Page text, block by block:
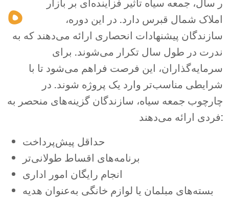
ه
املاک شمال قبرس دارد. در این دوره،
سازندگان پیشنهادات انحصاری ارائه می‌دهند که به
ندرت در طول سال تکرار می‌شوند. برای
سرمایه‌گذاران، این فرصت فراهم می‌شود تا با
شرایطی مناسب‌تر وارد یک پروژه شوند. در
چارچوب جمعه سیاه، سازندگان گزینه‌های منحصر به
فردی ارائه می‌دهند:
حداقل پیش‌پرداخت
برنامه‌های اقساط طولانی‌تر
انجام رایگان امور اداری
بسته‌های مبلمان یا لوازم خانگی به‌عنوان هدیه